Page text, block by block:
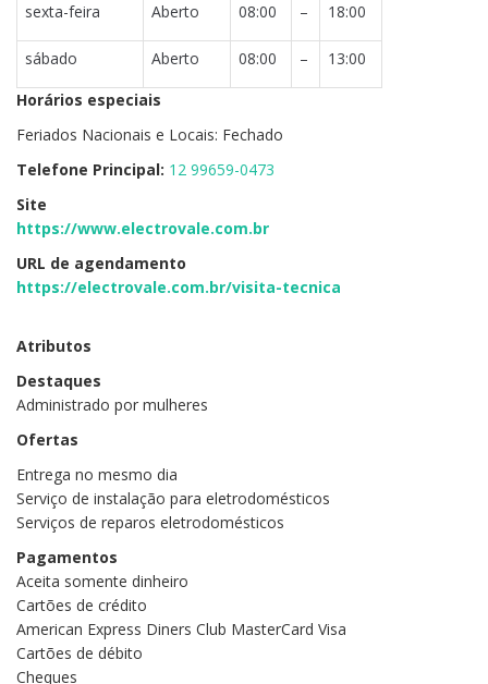
sexta-feira Aberto 08:00 – 18:00
sábado Aberto 08:00 –
13:00
Horários especiais
Feriados Nacionais e Locais: Fechado
Telefone Principal: 12 99659-0473
Site
https://www.electrovale.com.br
URL de agendamento
https://electrovale.com.br/visita-tecnica
Atributos
Destaques
Administrado por mulheres
Ofertas
Entrega no mesmo dia
Serviço de instalação para eletrodomésticos
Serviços de reparos eletrodomésticos
Pagamentos
Aceita somente dinheiro
Cartões de crédito
American Express Diners Club MasterCard Visa
Cartões de débito
Cheques